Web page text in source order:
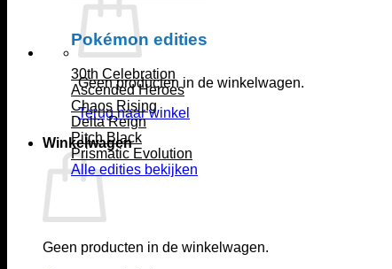
Geen producten in de winkelwagen.
Terug naar winkel
Winkelwagen
Geen producten in de winkelwagen.
Pokémon edities
30th Celebration
Ascended Heroes
Chaos Rising
Delta Reign
Pitch Black
Prismatic Evolution
Alle edities bekijken